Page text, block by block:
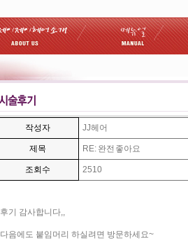
작성자 JJ헤어
제목 RE: 완전 좋아요
조회수 2510
후기 감사합니다,,
다음에도 붙임머리 하실려면 방문하세요~